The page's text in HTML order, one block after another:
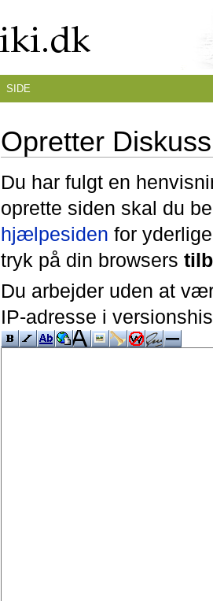
Opretter
Du har fulgt en
oprette siden skal du
hjælpesiden for
tryk på din browsers
Du arbejder uden at
IP-adresse i
SIDE